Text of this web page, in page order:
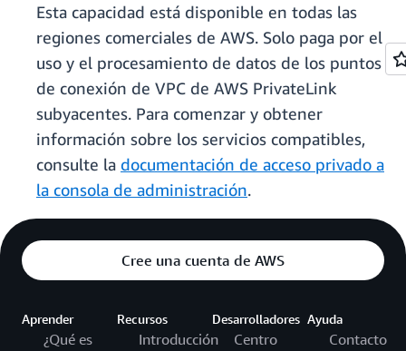
Esta capacidad está disponible en todas las
regiones comerciales de AWS. Solo paga por el
uso y el procesamiento de datos de los puntos
de conexión de VPC de AWS PrivateLink
subyacentes. Para comenzar y obtener
información sobre los servicios compatibles,
consulte la documentación de acceso privado a
la consola de administración.
Cree una cuenta de AWS
Aprender
¿Qué es
Recursos
Introducción
Desarrolladores
Centro
Ayuda
Contacto